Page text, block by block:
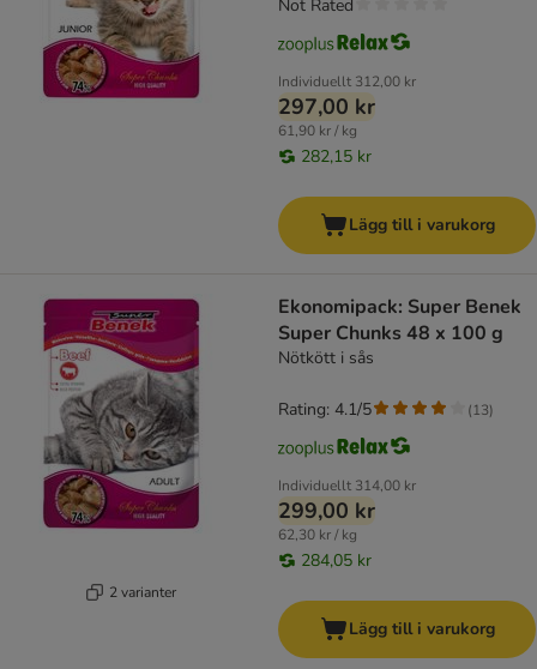
Individuellt 312,00 kr
297,00 kr
61,90 kr / kg
282,15 kr
Not Rated
Lägg till i varukorg
2 varianter
Ekonomipack: Super Benek
Super Chunks 48 x 100 g
Nötkött i sås
Individuellt 314,00 kr
299,00 kr
62,30 kr / kg
284,05 kr
Rating: 4.1/5 (13)
Lägg till i varukorg